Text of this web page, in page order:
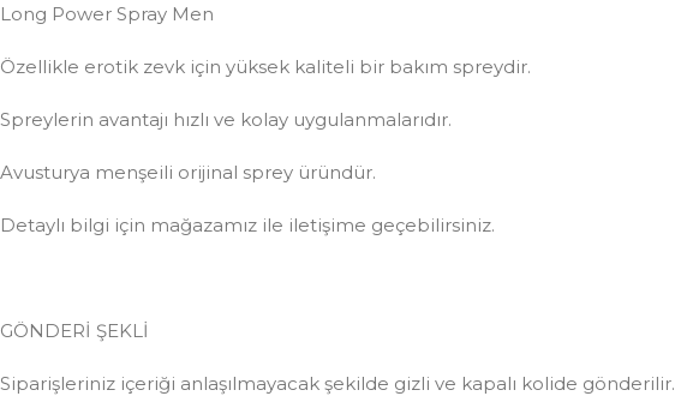
Long Power Spray Men
Özellikle erotik zevk için yüksek kaliteli bir bakım spreydir.
Spreylerin avantajı hızlı ve kolay uygulanmalarıdır.
Avusturya menşeili orijinal sprey üründür.
Detaylı bilgi için mağazamız ile iletişime geçebilirsiniz.
GÖNDERİ ŞEKLİ
Siparişleriniz içeriği anlaşılmayacak şekilde gizli ve kapalı kolide gönderilir.